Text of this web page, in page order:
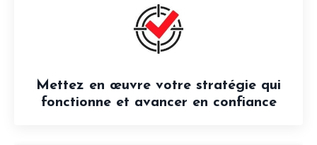
Mettez en œuvre votre stratégie qui
fonctionneet avancer en confiance